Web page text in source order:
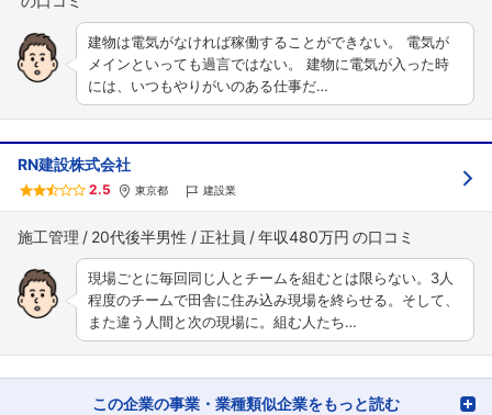
建物は電気がなければ稼働することができない。 電気が
メインといっても過言ではない。 建物に電気が入った時
には、いつもやりがいのある仕事だ…
RN建設株式会社
2.5 東京都 建設業
施工管理 20代後半男性 正社員 年収480万円
現場ごとに毎回同じ人とチームを組むとは限らない。3人
程度のチームで田舎に住み込み現場を終らせる。そして、
また違う人間と次の現場に。組む人たち…
この企業の事業・業種類似企業をもっと読む